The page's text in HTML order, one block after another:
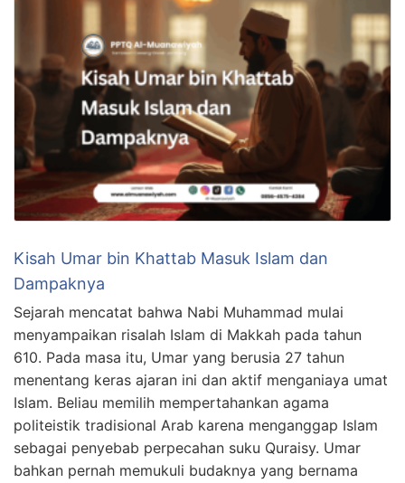
Kisah Umar bin Khattab Masuk Islam dan
Dampaknya
Sejarah mencatat bahwa Nabi Muhammad mulai
menyampaikan risalah Islam di Makkah pada tahun
610. Pada masa itu, Umar yang berusia 27 tahun
menentang keras ajaran ini dan aktif menganiaya umat
Islam. Beliau memilih mempertahankan agama
politeistik tradisional Arab karena menganggap Islam
sebagai penyebab perpecahan suku Quraisy. Umar
bahkan pernah memukuli budaknya yang bernama